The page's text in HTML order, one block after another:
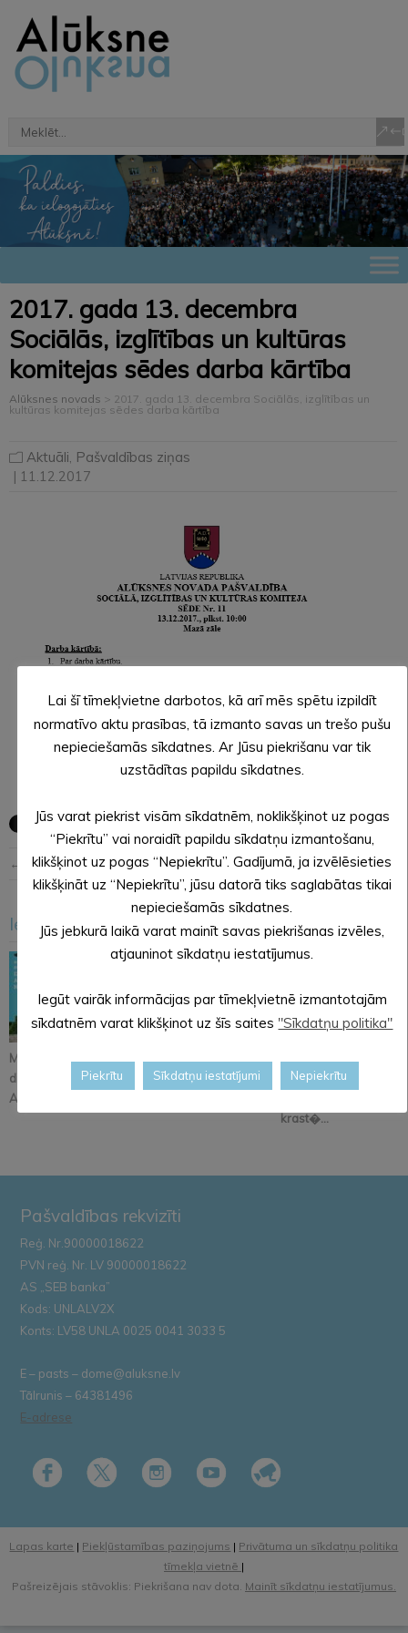
2017. gada 13. decembra
Sociālās, izglītības un kultūras
komitejas sēdes darba kārtība
Alūksnes novads > 2017. gada 13. decembra Sociālās, izglītības un
kultūras komitejas sēdes darba kārtība
Aktuāli Pašvaldības ziņas
| 11.12.2017
← Iepriekšējā ziņa Nākošā ziņa →
Iesakām arī šo
Mājas kafejnīcu
dienās aicina izgaršot
Alūksnes no...
piedalīties publiskās
akustiskais koncerts
krast�...
<
Pašvaldības rekvizīti
Reģ. Nr.90000018622
PVN reģ. Nr. LV 90000018622
AS „SEB banka”
Kods: UNLALV2X
Konts: LV58 UNLA 0025 0041 3033 5
E – pasts – dome@aluksne.lv
Tālrunis – 64381496
E-adrese
Lapas karte | Piekļūstamības paziņojums | Privātuma un sīkdatņu politika
tīmekļa vietnē |
Pašreizējais stāvoklis: Piekrišana nav dota. Mainīt sīkdatņu iestatījumus.
Lai šī tīmekļvietne darbotos, kā arī mēs spētu izpildīt
normatīvo aktu prasības, tā izmanto savas un trešo pušu
nepieciešamās sīkdatnes. Ar Jūsu piekrišanu var tik
uzstādītas papildu sīkdatnes.
Jūs varat piekrist visām sīkdatnēm, noklikšķinot uz pogas
“Piekrītu” vai noraidīt papildu sīkdatņu izmantošanu,
klikšķinot uz pogas “Nepiekrītu”. Gadījumā, ja izvēlēsieties
klikšķināt uz “Nepiekrītu”, jūsu datorā tiks saglabātas tikai
nepieciešamās sīkdatnes.
Jūs jebkurā laikā varat mainīt savas piekrišanas izvēles,
atjauninot sīkdatņu iestatījumus.
Iegūt vairāk informācijas par tīmekļvietnē izmantotajām
sīkdatnēm varat klikšķinot uz šīs saites "Sīkdatņu politika"
Piekrītu Sīkdatņu iestatījumi Nepiekrītu